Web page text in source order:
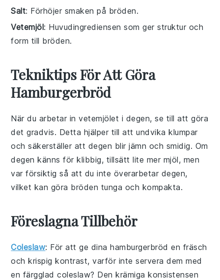
Salt: Förhöjer smaken på bröden.
Vetemjöl: Huvudingrediensen som ger struktur och
form till bröden.
Tekniktips För Att Göra
Hamburgerbröd
När du arbetar invetemjölet i degen, se till att göra
det gradvis. Detta hjälper till att undvika klumpar
och säkerställer att degen blir jämn och smidig. Om
degen känns för klibbig, tillsätt lite mer mjöl, men
var försiktig så att du inte överarbetar degen,
vilket kan göra bröden tunga och kompakta.
Föreslagna Tillbehör
Coleslaw: För att ge dinahamburgerbröd en fräsch
och krispig kontrast, varför inte servera dem med
en färggladcoleslaw? Den krämiga konsistensen